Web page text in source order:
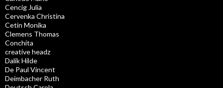
Cencig Julia
Cervenka Christina
Cetin Monika
Clemens Thomas
Conchita
creative headz
Dalik Hilde
De Paul Vincent
Deimbacher Ruth